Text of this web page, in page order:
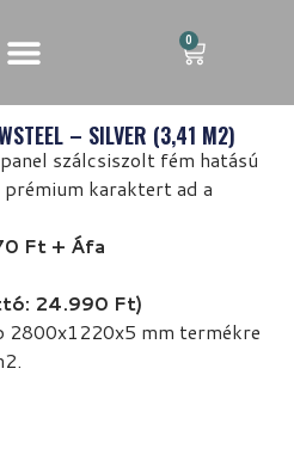
0
– SILVER (3,41 M2)
szálcsiszolt fém hatású
prémium karaktert ad a
Ft + Áfa
24.990 Ft)
2800x1220x5 mm termékre